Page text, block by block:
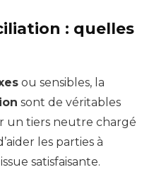
: quelles
ou sensibles, la
sont de véritables
un tiers neutre chargé
les parties à
satisfaisante.